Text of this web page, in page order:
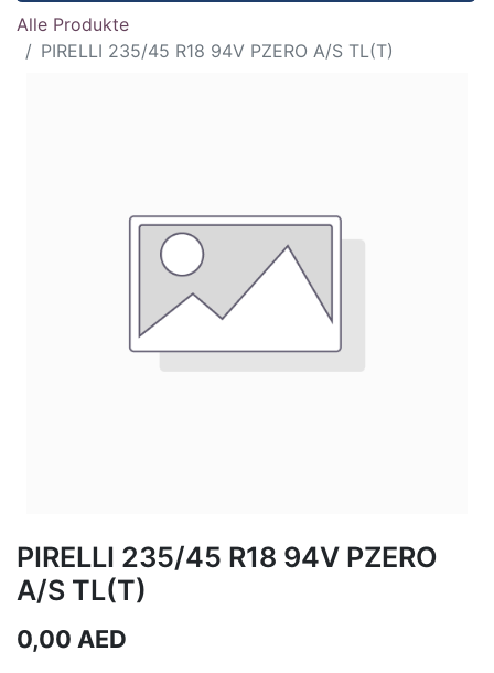
Alle Produkte
PIRELLI 235/45 R18 94V PZERO A/S TL(T)
PIRELLI 235/45 R18 94V PZERO
A/S TL(T)
0,00 AED